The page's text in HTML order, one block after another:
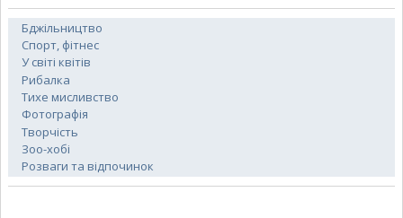
Бджільництво
Спорт, фітнес
У світі квітів
Рибалка
Тихе мисливство
Фотографія
Творчість
Зоо-хобі
Розваги та відпочинок